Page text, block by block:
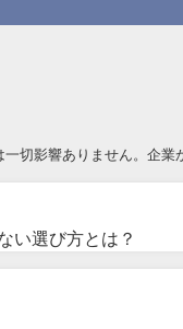
影響ありません。企業
い選び方とは？